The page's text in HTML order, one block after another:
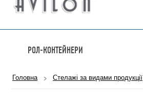
РОЛ-КОНТЕЙНЕРИ
Головна Стелажі за видами продукції